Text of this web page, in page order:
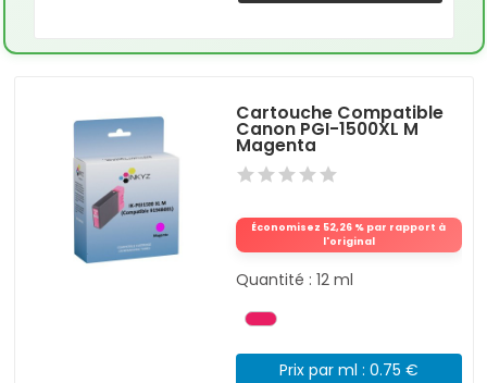
Cartouche Compatible
Canon PGI-1500XL M
Magenta
Économisez 52,26 % par rapport à
l'original
Quantité : 12 ml
Prix par ml : 0.75 €